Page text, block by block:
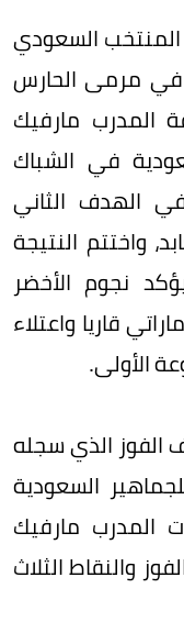
السعودي
في مرمى الحارس
المدرب مارفيك
في الشباك
في الهدف الثاني
واختتم النتيجة
نجوم الأخضر
قاريا واعتلاء
الأولى.
الفوز الذي سجله
السعودية
المدرب مارفيك
والنقاط الثلاث